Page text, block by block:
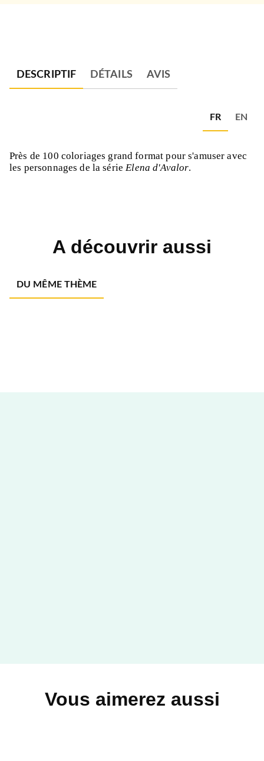
DESCRIPTIF DÉTAILS AVIS
FR EN
Près de 100 coloriages grand format pour s'amuser avec
les personnages de la sérieElena d'Avalor.
A découvrir aussi
DU MÊME THÈME
Vous aimerez aussi